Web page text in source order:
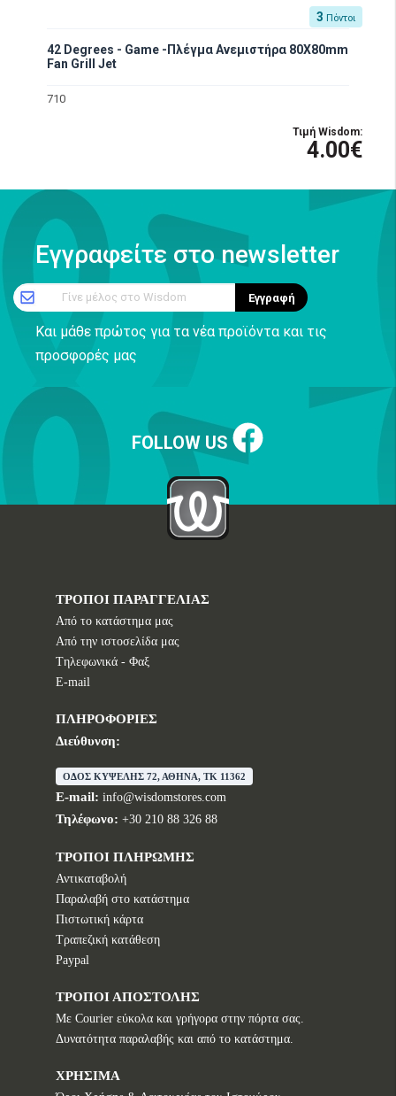
3 Πόντοι
42 Degrees - Game -Πλέγμα Ανεμιστήρα 80X80mm
Fan Grill Jet
710
Τιμή Wisdom:
4.00€
Εγγραφείτε στο newsletter
Γίνε μέλος στο Wisdom Εγγραφή
Και μάθε πρώτος για τα νέα προϊόντα και τις
προσφορές μας
FOLLOW US
ΤΡΟΠΟΙ ΠΑΡΑΓΓΕΛΙΑΣ
Από το κατάστημα μας
Από την ιστοσελίδα μας
Tηλεφωνικά - Φαξ
E-mail
ΠΛΗΡΟΦΟΡΙΕΣ
Διεύθυνση:
ΟΔΟΣ ΚΥΨΕΛΗΣ 72, ΑΘΗΝΑ, TK 11362
E-mail: info@wisdomstores.com
Τηλέφωνο: +30 210 88 326 88
ΤΡΟΠΟΙ ΠΛΗΡΩΜΗΣ
Αντικαταβολή
Παραλαβή στο κατάστημα
Πιστωτική κάρτα
Τραπεζική κατάθεση
Paypal
ΤΡΟΠΟΙ ΑΠΟΣΤΟΛΗΣ
Με Courier εύκολα και γρήγορα στην πόρτα σας.
Δυνατότητα παραλαβής και από το κατάστημα.
ΧΡΗΣΙΜΑ